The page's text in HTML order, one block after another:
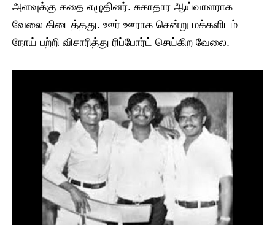
அளவுக்கு கதை எழுதினர். சுகாதார ஆய்வாளராக
வேலை கிடைத்தது. ஊர் ஊராக சென்று மக்களிடம்
நோய் பற்றி விசாரித்து ரிப்போர்ட் செய்கிற வேலை.